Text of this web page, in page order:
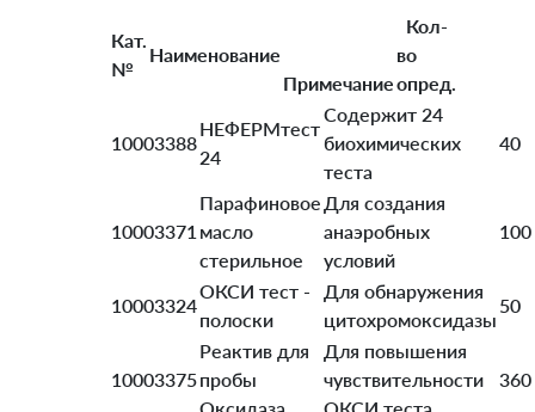
Кат.
№
Наименование
Примечание
Кол-
во
опред.
10003388
НЕФЕРМтест
24
Содержит 24
биохимических
теста
40
10003371
Парафиновое
масло
стерильное
Для создания
анаэробных
условий
100
10003324
ОКСИ тест -
полоски
Для обнаружения
цитохромоксидазы
50
10003375
Реактив для
пробы
Оксидаза
Для повышения
чувствительности
ОКСИ теста
360